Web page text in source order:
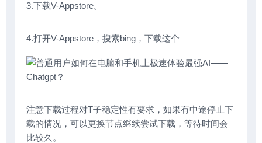
3.下载V-Appstore。
4.打开V-Appstore，搜索bing，下载这个
注意下载过程对T子稳定性有要求，如果有中途停止下
载的情况，可以更换节点继续尝试下载，等待时间会
比较久。